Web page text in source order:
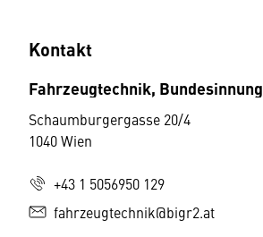
Kontakt
Fahrzeugtechnik, Bundesinnung
Schaumburgergasse 20/4
1040 Wien
+43 1 5056950 129
fahrzeugtechnik@bigr2.at